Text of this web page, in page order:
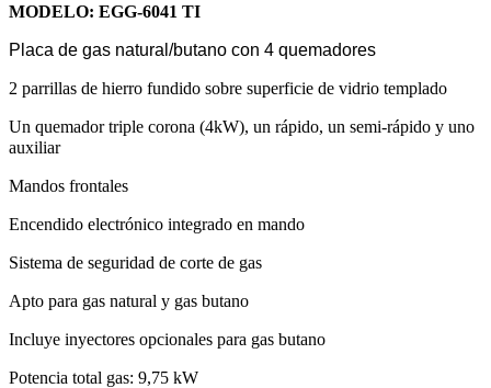
MODELO: EGG-6041 TI
Placa de gas natural/butano con 4 quemadores
2 parrillas de hierro fundido sobre superficie de vidrio templado
Un quemador triple corona (4kW), un rápido, un semi-rápido y uno
auxiliar
Mandos frontales
Encendido electrónico integrado en mando
Sistema de seguridad de corte de gas
Apto para gas natural y gas butano
Incluye inyectores opcionales para gas butano
Potencia total gas: 9,75 kW